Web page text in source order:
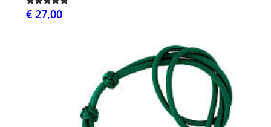
€ 27,00